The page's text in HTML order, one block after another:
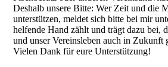
Deshalb unsere Bitte: Wer Zeit und die
unterstützen, meldet sich bitte bei mir
helfende Hand zählt und trägt dazu bei,
und unser Vereinsleben auch in Zukunft
Vielen Dank für eure Unterstützung!